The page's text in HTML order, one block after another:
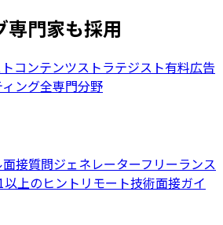
専門家も採用
コンテンツストラテジスト有料広告
ング全専門分野
面接質問ジェネレーターフリーランス
上のヒント リモート技術面接ガイ